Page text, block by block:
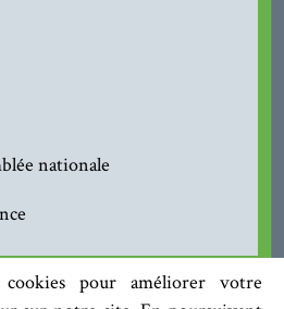
pour améliorer votre
nationale